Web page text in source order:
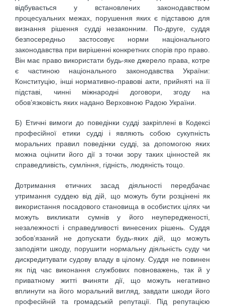
відбувається у встановлених законодавством
процесуальних межах, порушення яких є підставою для
визнання рішення судді незаконним. По-друге, суддя
безпосередньо застосовує норми національного
законодавства при вирішенні конкретних спорів про право.
Він має право використати будь-яке джерело права, котре
є частиною національного законодавства України:
Конституцію, інші нормативно-правові акти, прийняті на її
підставі, чинні міжнародні договори, згоду на
обов’язковість яких надано Верховною Радою України.
Б) Етичні вимоги до поведінки судді закріплені в Кодексі
професійної етики судді і являють собою сукупність
моральних правил поведінки судді, за допомогою яких
можна оцінити його дії з точки зору таких цінностей як
справедливість, сумління, гідність, людяність тощо.
Дотримання етичних засад діяльності передбачає
утримання суддею від дій, що можуть бути розцінені як
використання посадового становища в особистих цілях чи
можуть викликати сумнів у його неупередженості,
незалежності і справедливості винесених рішень. Суддя
зобов’язаний не допускати будь-яких дій, що можуть
заподіяти шкоду, порушити нормальну діяльність суду чи
дискредитувати судову владу в цілому. Суддя не повинен
як під час виконання службових повноважень, так й у
приватному житті вчиняти дії, що можуть негативно
вплинути на його моральний вигляд, завдати шкоди його
професійній та громадській репутації. Під репутацією